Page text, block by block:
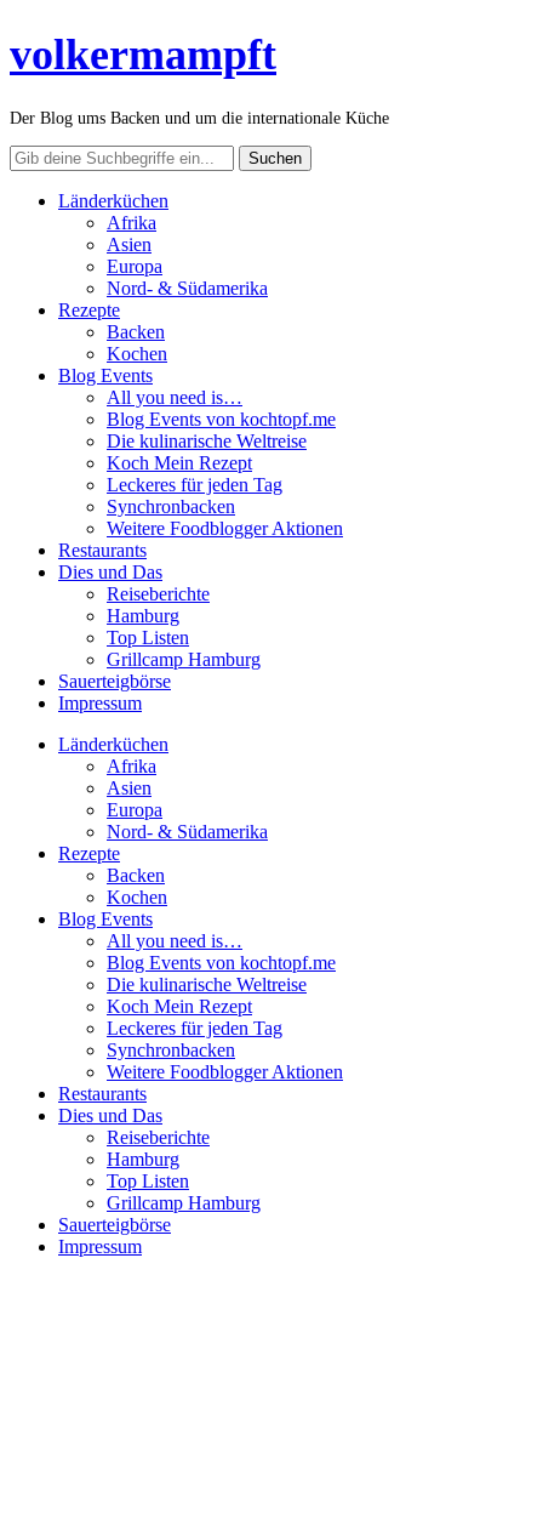
volkermampft
Der Blog ums Backen und um die internationale Küche
Länderküchen
Afrika
Asien
Europa
Nord- & Südamerika
Rezepte
Backen
Kochen
Blog Events
All you need is…
Blog Events von kochtopf.me
Die kulinarische Weltreise
Koch Mein Rezept
Leckeres für jeden Tag
Synchronbacken
Weitere Foodblogger Aktionen
Restaurants
Dies und Das
Reiseberichte
Hamburg
Top Listen
Grillcamp Hamburg
Sauerteigbörse
Impressum
Länderküchen
Afrika
Asien
Europa
Nord- & Südamerika
Rezepte
Backen
Kochen
Blog Events
All you need is…
Blog Events von kochtopf.me
Die kulinarische Weltreise
Koch Mein Rezept
Leckeres für jeden Tag
Synchronbacken
Weitere Foodblogger Aktionen
Restaurants
Dies und Das
Reiseberichte
Hamburg
Top Listen
Grillcamp Hamburg
Sauerteigbörse
Impressum